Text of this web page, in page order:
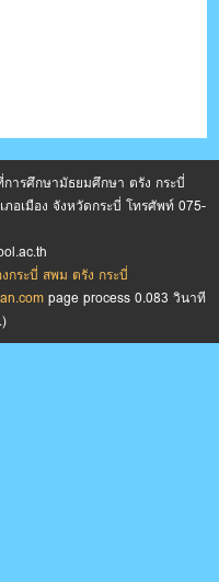
การศึกษามัธยมศึกษา ตรัง กระบี่
อเมือง จังหวัดกระบี่ โทรศัพท์ 075-
งกระบี่ สพม ตรัง กระบี่
page process 0.083 วินาที